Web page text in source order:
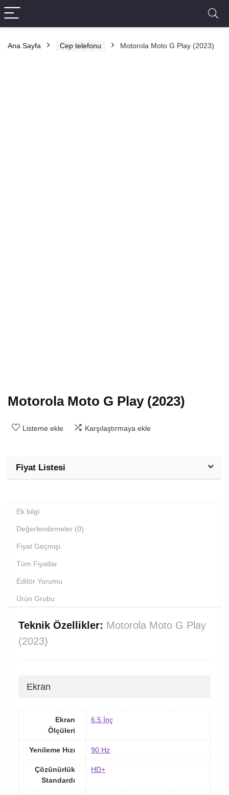
Ana Sayfa Cep telefonu Motorola Moto G Play (2023)
Motorola Moto G Play (2023)
Listeme ekle Karşılaştırmaya ekle
Fiyat Listesi
Ek bilgi
Değerlendirmeler (0)
Fiyat Geçmişi
Tüm Fiyatlar
Editör Yorumu
Ürün Grubu
Teknik Özellikler: Motorola Moto G Play
(2023)
Ekran
Ekran
Ölçüleri
6.5 İnç
Yenileme Hızı 90 Hz
Çözünürlük
Standardı
HD+